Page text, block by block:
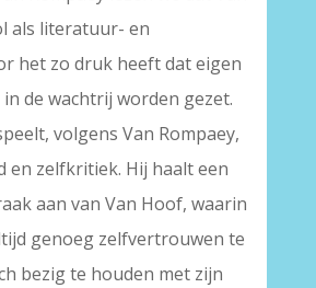
als literatuur- en
het zo druk heeft dat eigen
de wachtrij worden gezet.
volgens Van Rompaey,
en zelfkritiek. Hij haalt een
aan van Van Hoof, waarin
genoeg zelfvertrouwen te
bezig te houden met zijn